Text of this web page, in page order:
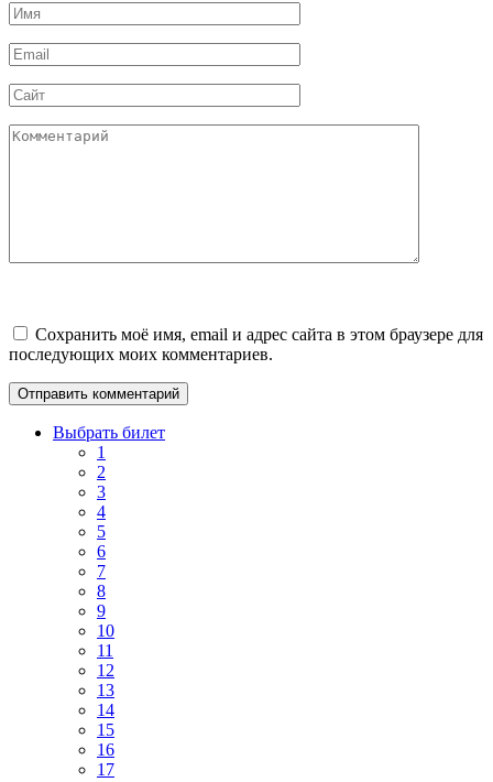
Имя
*
Email
*
Сайт
Комментарий
Сохранить моё имя, email и адрес сайта в этом браузере для
последующих моих комментариев.
Выбрать билет
1
2
3
4
5
6
7
8
9
10
11
12
13
14
15
16
17